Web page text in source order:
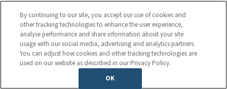
ZYL, 100 ppm CO, 25 ppm H2S, 18% O2, 2%
Methan, 650L. ADR konform.
650L
By continuing to our site, you accept our use of cookies and
other tracking technologies to enhance the user experience,
analyse performance and share information about your site
usage with our social media, advertising and analytics partners.
You can adjust how cookies and other tracking technologies are
used on our website as described in our Privacy Policy.
OK